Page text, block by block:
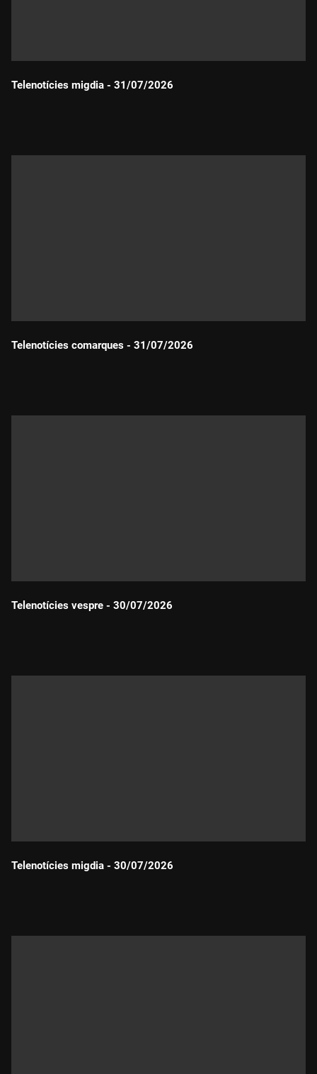
Telenotícies migdia - 31/07/2026
Telenotícies comarques - 31/07/2026
Telenotícies vespre - 30/07/2026
Telenotícies migdia - 30/07/2026